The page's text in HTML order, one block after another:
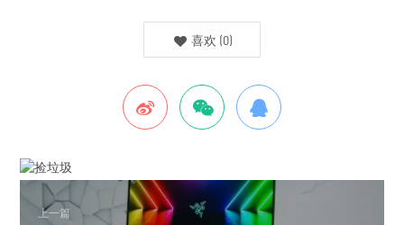
喜欢 (0)
上一篇